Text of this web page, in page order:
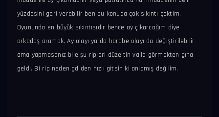
yüzdesini geri verebilir ben bu konuda çok sıkıntı çektim.
Oyununda en büyük sıkıntısıdır bence ay çıkarcağım diye
arkadaş aramak. Ay olayı ya da harabe olayı da değiştirilebilir
ama yapmasanız bile şu ripleri düzeltin valla görmekten gına
geldi. Bi rip neden gd den hızlı gitsin ki anlamış değilim.